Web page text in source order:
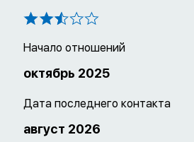
Начало отношений
октябрь 2025
Дата последнего контакта
август 2026